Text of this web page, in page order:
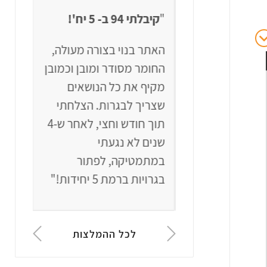
"קיבלתי 94 ב- 5 יח'!
האתר בנוי בצורה מעולה,
החומר מסודר ומובן וכמובן
מקיף את כל הנושאים
שצריך לבגרות.הצלחתי
תוך חודש וחצי, לאחר ש-4
שנים לא נגעתי
במתמטיקה, לפתור
בגרויות ברמת 5 יחידות!"
לכל ההמלצות